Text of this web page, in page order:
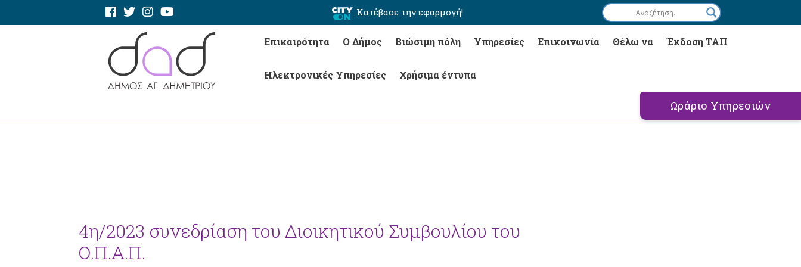
Κατέβασε την εφαρμογή!
Επικαιρότητα Ο Δήμος Βιώσιμη πόλη Υπηρεσίες Επικοινωνία Θέλω να Έκδοση ΤΑΠ
Ηλεκτρονικές Υπηρεσίες Χρήσιμα έντυπα
Ωράριο Υπηρεσιών
4η/2023 συνεδρίαση του Διοικητικού Συμβουλίου του
Ο.Π.Α.Π.